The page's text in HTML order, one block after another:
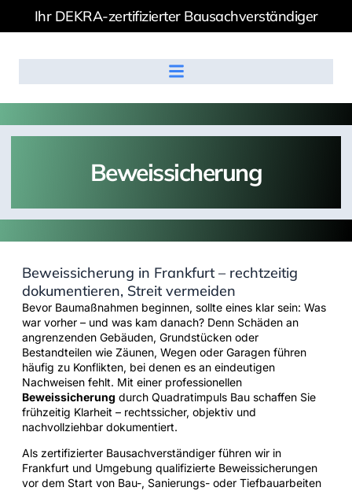
Ihr DEKRA-zertifizierter Bausachverständiger
Beweissicherung
Beweissicherung in Frankfurt – rechtzeitig
dokumentieren, Streit vermeiden
Bevor Baumaßnahmen beginnen, sollte eines klar sein: Was
war vorher – und was kam danach? Denn Schäden an
angrenzenden Gebäuden, Grundstücken oder
Bestandteilen wie Zäunen, Wegen oder Garagen führen
häufig zu Konflikten, bei denen es an eindeutigen
Nachweisen fehlt. Mit einer professionellen
Beweissicherung durch Quadratimpuls Bau schaffen Sie
frühzeitig Klarheit – rechtssicher, objektiv und
nachvollziehbar dokumentiert.
Als zertifizierter Bausachverständiger führen wir in
Frankfurt und Umgebung qualifizierte Beweissicherungen
vor dem Start von Bau-, Sanierungs- oder Tiefbauarbeiten